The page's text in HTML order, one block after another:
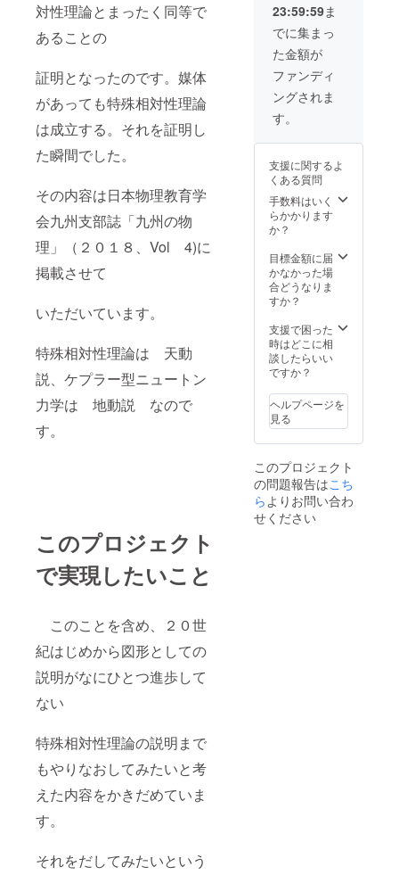
対性理論とまったく同等で
あることの
証明となったのです。媒体
があっても特殊相対性理論
は成立する。それを証明し
た瞬間でした。
その内容は日本物理教育学
会九州支部誌「九州の物
理」（２０１８、Vol 4)に
掲載させて
いただいています。
特殊相対性理論は 天動
説、ケプラー型ニュートン
力学は 地動説 なので
す。
このプロジェクト
で実現したいこと
このことを含め、２０世
紀はじめから図形としての
説明がなにひとつ進歩して
ない
特殊相対性理論の説明まで
もやりなおしてみたいと考
えた内容をかきだめていま
す。
それをだしてみたいという
たしが発行社さ
んからいただけ
る金額は、以前
の〇〇社さんの
場合、２０００
冊までが２％、
こえたら８％と
いう契約でし
た。
23:59:59ま
でに集まっ
た金額が
ファンディ
ングされま
す。
支援に関するよ
くある質問
手数料はいく
らかかります
か？
目標金額に届
かなかった場
合どうなりま
すか？
支援で困った
時はどこに相
談したらいい
ですか？
ヘルプページを
見る
このプロジェクト
の問題報告はこち
らよりお問い合わ
せください